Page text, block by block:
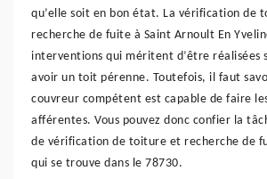
qu’elle soit en bon état. La vérification de
recherche de fuite à Saint Arnoult En
interventions qui méritent d’être réalisées
avoir un toit pérenne. Toutefois, il faut
couvreur compétent est capable de faire
afférentes. Vous pouvez donc confier la
de vérification de toiture et recherche de
qui se trouve dans le 78730.